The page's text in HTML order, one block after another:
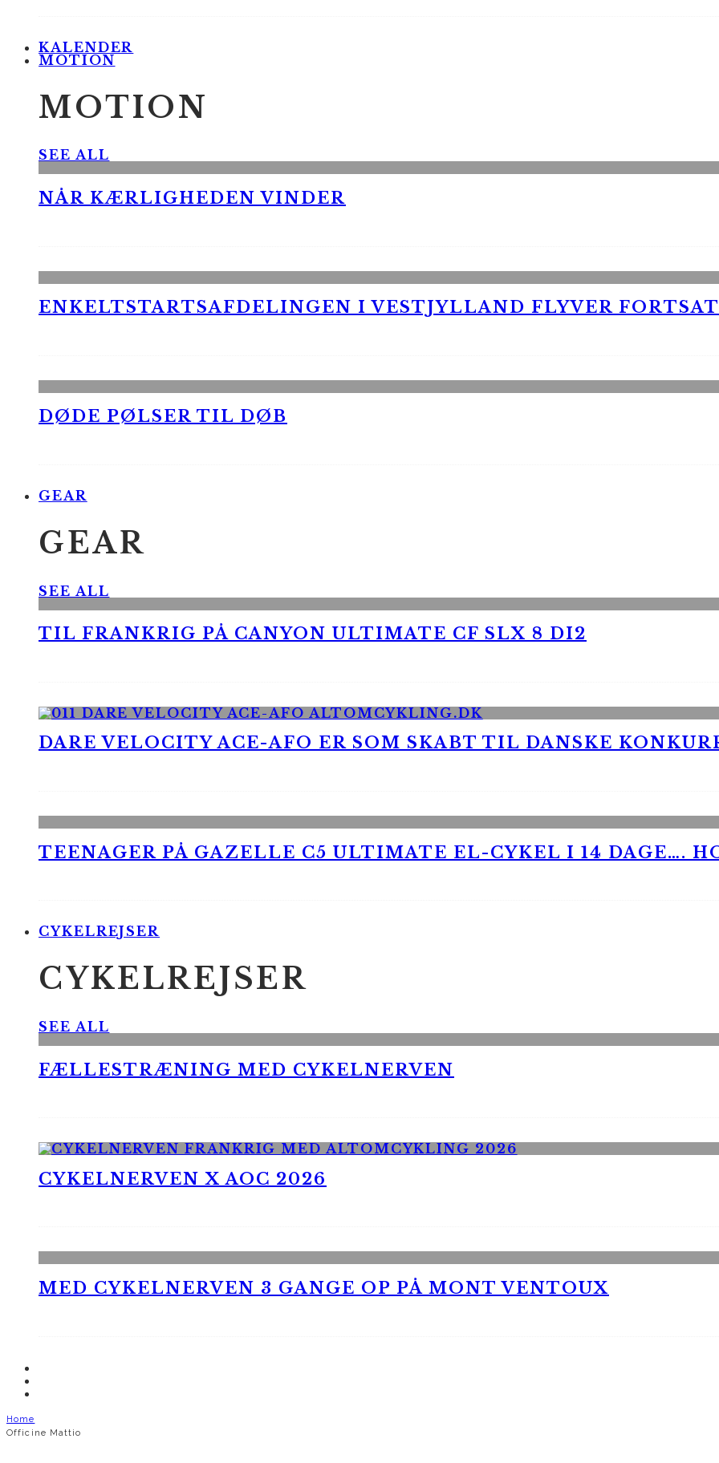
KALENDER
MOTION
MOTION
SEE ALL
NÅR KÆRLIGHEDEN VINDER
ENKELTSTARTSAFDELINGEN I VESTJYLLAND FLYVER
DØDE PØLSER TIL DØB
GEAR
GEAR
SEE ALL
TIL FRANKRIG PÅ CANYON ULTIMATE CF SLX 8 DI2
DARE VELOCITY ACE-AFO ER SOM SKABT TIL DANSKE
TEENAGER PÅ GAZELLE C5 ULTIMATE EL-CYKEL I 14 DAGE….
CYKELREJSER
CYKELREJSER
SEE ALL
FÆLLESTRÆNING MED CYKELNERVEN
CYKELNERVEN X AOC 2026
MED CYKELNERVEN 3 GANGE OP PÅ MONT VENTOUX
Home
Officine Mattio